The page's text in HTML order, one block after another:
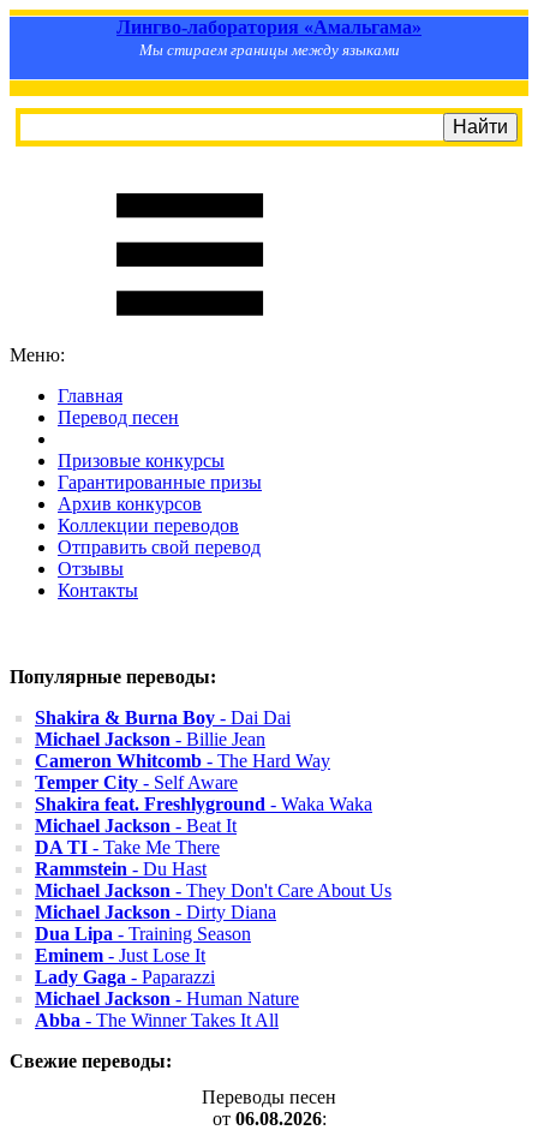
Лингво-лаборатория «Амальгама»
Мы стираем границы между языками
Меню:
Главная
Перевод песен
Призовые конкурсы
Гарантированные призы
Архив конкурсов
Коллекции переводов
Отправить свой перевод
Отзывы
Контакты
Популярные переводы:
Shakira & Burna Boy - Dai Dai
Michael Jackson - Billie Jean
Cameron Whitcomb - The Hard Way
Temper City - Self Aware
Shakira feat. Freshlyground - Waka Waka
Michael Jackson - Beat It
DA TI - Take Me There
Rammstein - Du Hast
Michael Jackson - They Don't Care About Us
Michael Jackson - Dirty Diana
Dua Lipa - Training Season
Eminem - Just Lose It
Lady Gaga - Paparazzi
Michael Jackson - Human Nature
Abba - The Winner Takes It All
Свежие переводы:
Переводы песен
от 06.08.2026: